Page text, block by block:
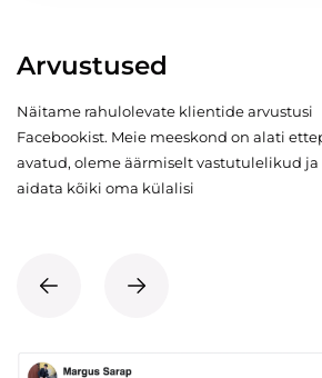
Arvustused
Näitame rahulolevate klientide arvustusi
Facebookist. Meie meeskond on alati
avatud, oleme äärmiselt vastutulelikud
aidata kõiki oma külalisi